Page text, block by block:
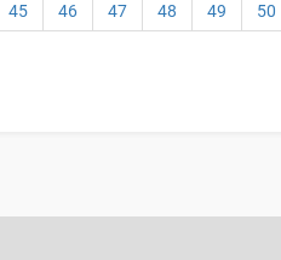
45 46 47 48 49 50